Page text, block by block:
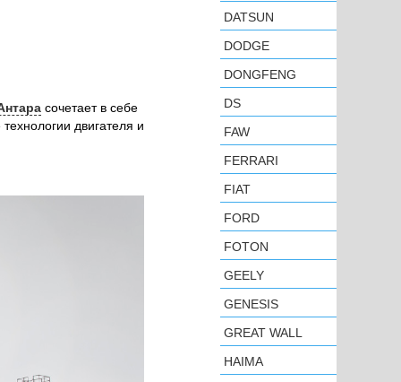
сочетает в себе
двигателя и
DATSUN
DODGE
DONGFENG
DS
FAW
FERRARI
FIAT
FORD
FOTON
GEELY
GENESIS
GREAT WALL
HAIMA